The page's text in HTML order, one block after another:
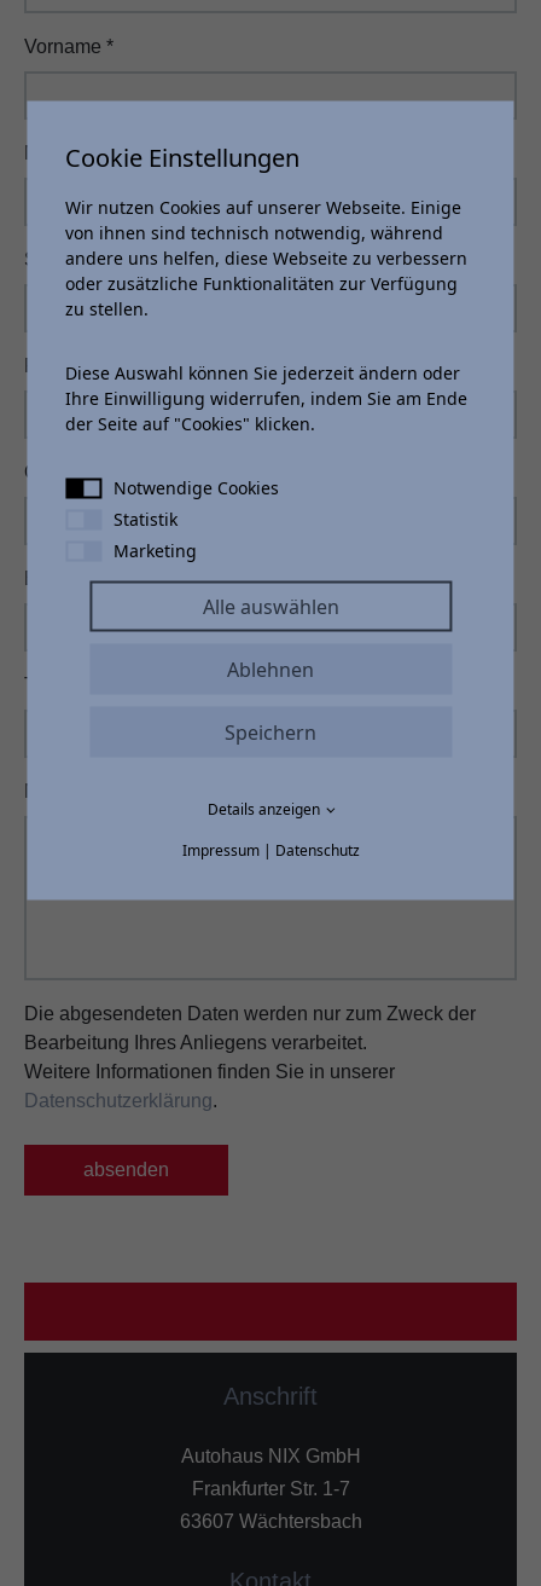
Vorname *
Name*
Straße
Ort
*
Telefonnummer
Die abgesendeten Daten werden nur zum Zweck der
Bearbeitung Ihres Anliegens verarbeitet.
Weitere Informationen finden Sie in unserer
Datenschutzerklärung.
absenden
Anschrift
Autohaus NIX GmbH
Frankfurter Str. 1-7
63607 Wächtersbach
Cookie Einstellungen
Wir nutzen Cookies auf unserer Webseite. Einige
von ihnen sind technisch notwendig, während
andere uns helfen, diese Webseite zu verbessern
oder zusätzliche Funktionalitäten zur Verfügung
zu stellen.
Diese Auswahl können Sie jederzeit ändern oder
Ihre Einwilligung widerrufen, indem Sie am Ende
der Seite auf "Cookies" klicken.
Notwendige Cookies
Statistik
Marketing
Alle auswählen
Ablehnen
Speichern
Details anzeigen
Impressum| Datenschutz